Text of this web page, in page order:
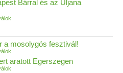
Bárral és az Uljana
a mosolygós fesztivál!
aratott Egerszegen